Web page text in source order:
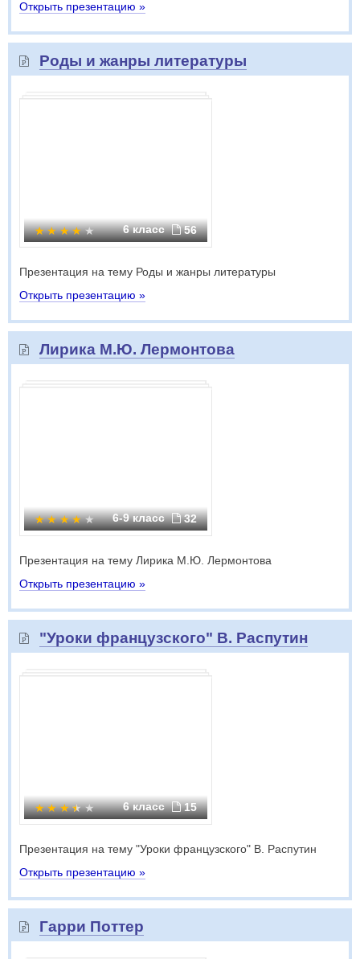
Открыть презентацию »
Роды и жанры литературы
6 класс 56
Презентация на тему Роды и жанры литературы
Открыть презентацию »
Лирика М.Ю. Лермонтова
6-9 класс 32
Презентация на тему Лирика М.Ю. Лермонтова
Открыть презентацию »
"Уроки французского" В. Распутин
6 класс 15
Презентация на тему "Уроки французского" В. Распутин
Открыть презентацию »
Гарри Поттер